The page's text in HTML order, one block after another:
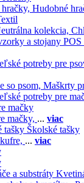
Hudobné
kolekcia,
POS
so psom, Maškrty
mačky
mačky, ... viac
Školské tašky
... viac